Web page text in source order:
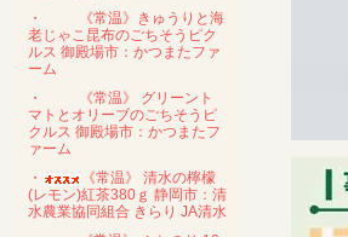
・
《常温》きゅうりと海
老じゃこ昆布のごちそうピク
ルス 御殿場市：かつまたファ
ーム
・
《常温》 グリーント
マトとオリーブのごちそうピ
クルス 御殿場市：かつまたフ
ァーム
・
《常温》 清水の檸檬
(レモン)紅茶380ｇ 静岡市：清
水農業協同組合 きらり JA清水